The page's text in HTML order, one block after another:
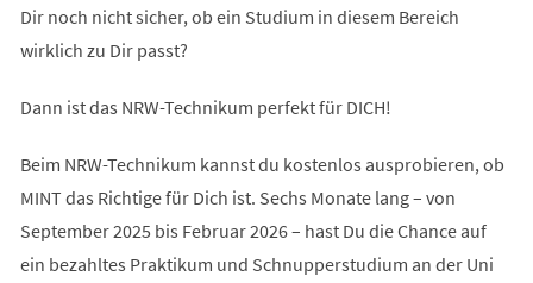
Dir noch nicht sicher, ob ein Studium in diesem Bereich
wirklich zu Dir passt?
Dann ist das NRW-Technikum perfekt für DICH!
Beim NRW-Technikum kannst du kostenlos ausprobieren, ob
MINT das Richtige für Dich ist. Sechs Monate lang – von
September 2025 bis Februar 2026 – hast Du die Chance auf
ein bezahltes Praktikum und Schnupperstudium an der Uni